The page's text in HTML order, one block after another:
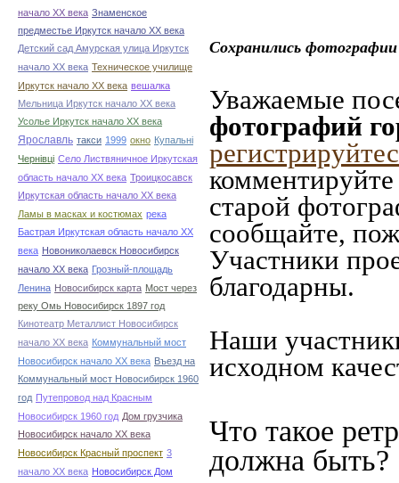
начало ХХ века Знаменское
предместье Иркутск начало ХХ века
Детский сад Амурская улица Иркутск
начало ХХ века Техническое училище
Иркутск начало ХХ века вешалка
Мельница Иркутск начало ХХ века
Усолье Иркутск начало ХХ века
Ярославль такси 1999 окно Купальні
Чернівці Село Листвяничное Иркутская
область начало ХХ века Троицкосавск
Иркутская область начало ХХ века
Ламы в масках и костюмах река
Бастрая Иркутская область начало ХХ
века Новониколаевск Новосибирск
начало ХХ века Грозный-площадь
Ленина Новосибирск карта Мост через
реку Омь Новосибирск 1897 год
Кинотеатр Металлист Новосибирск
начало ХХ века Коммунальный мост
Новосибирск начало ХХ века Въезд на
Коммунальный мост Новосибирск 1960
год Путепровод над Красным
Новосибирск 1960 год Дом грузчика
Новосибирск начало ХХ века
Новосибирск Красный проспект 3
начало ХХ века Новосибирск Дом
Сохранились
Уважаемые
фотографий
старой
сообщайте,
Участники
благодарны.
Наши
исходном
Что такое
должна быть?